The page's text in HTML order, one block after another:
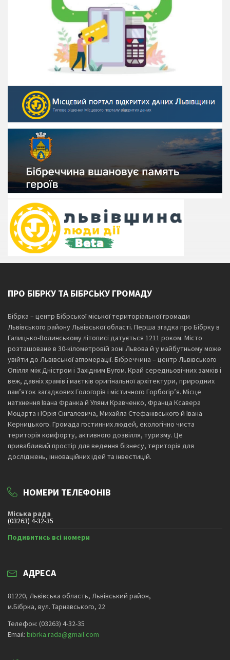
ПРО БІБРКУ ТА БІБРСЬКУ ГРОМАДУ
Бібрка – центр Бібрської міської територіальної громади
Львівського району Львівської області. Перша згадка про Бібрку в
Галицько-Волинському літописі датується 1211 роком. Місто
розташоване в 30-кілометровій зоні Львова й у майбутньому може
увійти до Львівської агломерації. Бібреччина – центр Львівського
Опілля між Дністром і Західним Бугом. Край середньовічних замків і
веж, давніх храмів і маєтків оригінальної архітектури, природних
пам’яток загадкових Гологорів і містичного Горбогір’я. Місце
натхнення Івана Франка й Уляни Кравченко, Франца Ксавера
Моцарта і Юрія Сінгалевича, Михайла Стефанівського й Івана
Керницького. Громада гостинних людей, екологічно чиста
територія комфорту, активного дозвілля, туризму. Це
привабливий простір для ведення бізнесу, територія для
досліджень, інноваційних ідей та інвестицій.
НОМЕРИ ТЕЛЕФОНІВ
Міська рада
(03263) 4-32-35
Подивитись всі номери
АДРЕСА
81220, Львівська область, Львівський район,
м.Бібрка, вул. Тарнавського, 22
Телефон: (03263) 4-32-35
Email: bibrka.rada@gmail.com